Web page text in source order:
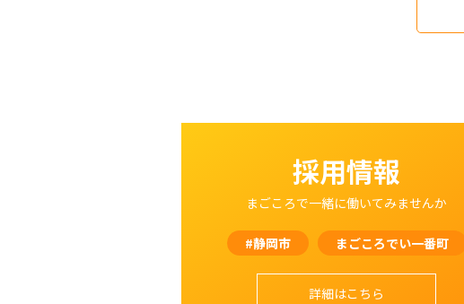
採用情報
まごころで一緒に働いてみませんか
#静岡市 まごころでい一番町
詳細はこちら